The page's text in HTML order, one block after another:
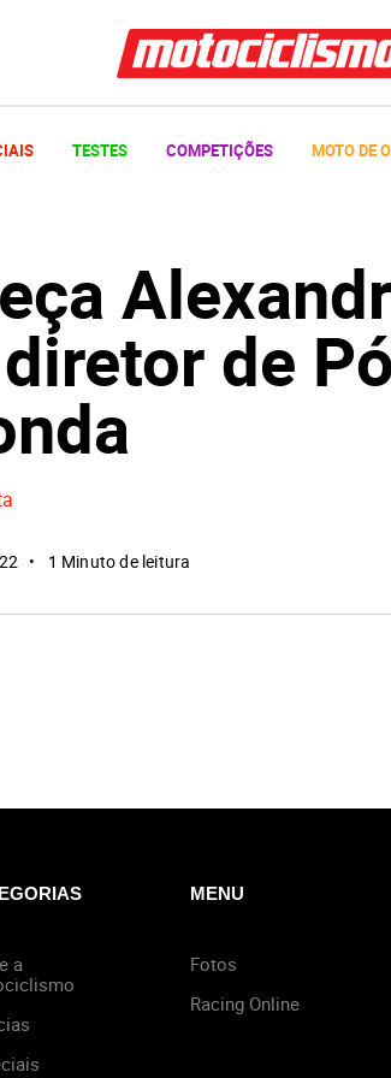
TESTES COMPETIÇÕES MOTO DE
de
1 Minuto de leitura
a
MENU
Fotos
Racing Online